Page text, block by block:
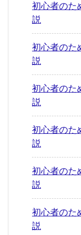
初心者の
説
初心者の
説
初心者の
説
初心者の
説
初心者の
説
初心者の
説